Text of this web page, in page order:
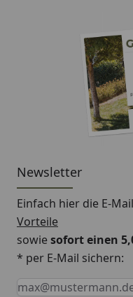
Newsletter
Einfach hier die E-
Vorteile
sowiesofort einen
* per E-Mail sichern:
Keine Eingabe
Eingabe erforderlich
E-Mail *